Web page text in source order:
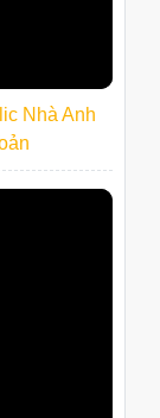
Nhà Anh